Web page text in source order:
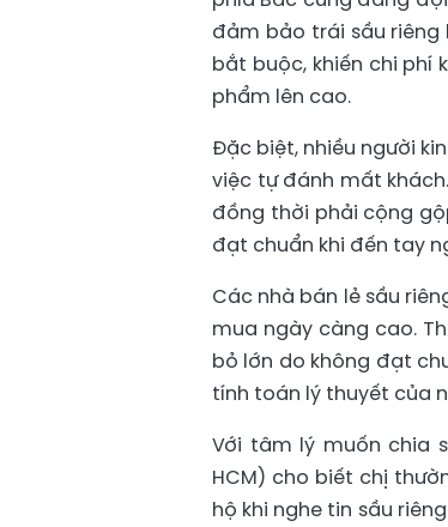
đảm bảo trái sầu riêng
bắt buộc, khiến chi phí
phẩm lên cao.
Đặc biệt, nhiều người
việc tự đánh mất
đồng thời phải cộng
đạt chuẩn khi đến tay
Các nhà bán lẻ sầu
mua ngày càng cao.
bỏ lớn do không đạt
tính toán lý thuyết của
Với tâm lý muốn chia
HCM) cho biết chị
hộ khi nghe tin sầu